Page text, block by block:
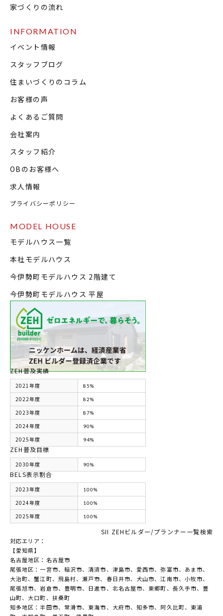
家づくりの流れ
INFORMATION
イベント情報
スタッフブログ
住まいづくりのコラム
お客様の声
よくあるご質問
会社案内
スタッフ紹介
OBのお客様へ
求人情報
プライバシーポリシー
MODEL HOUSE
モデルハウス一覧
本社モデルハウス
今伊勢町モデルハウス 2階建て
今伊勢町モデルハウス 平屋
ZEH普及実績
2021年度 85%
2022年度 82%
2023年度 87%
2024年度 90%
2025年度 94%
ZEH普及目標
2030年度 90%
BELS表示割合
2023年度 100%
2024年度 100%
2025年度 100%
SII ZEHビルダー/プランナー一覧検索
対応エリア：
【愛知県】
名古屋地区：名古屋市
尾張地区：一宮市、稲沢市、清須市、津島市、愛西市、弥富市、あま市、
大治町、蟹江町、飛島村、瀬戸市、春日井市、犬山市、江南市、小牧市、
尾張旭市、岩倉市、豊明市、日進市、北名古屋市、東郷町、長久手市、豊
山町、大口町、扶桑町
知多地区：半田市、常滑市、東海市、大府市、知多市、阿久比町、東浦